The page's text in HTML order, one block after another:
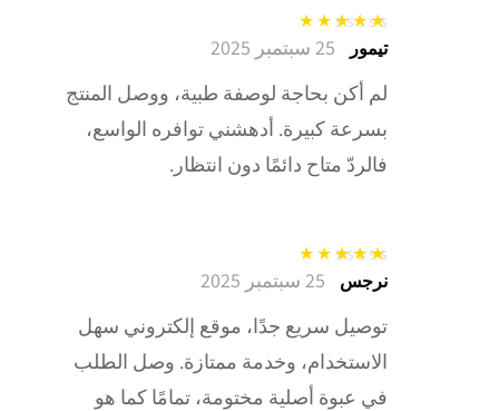
تم التقييم5من تيمور
25 سبتمبر 2025
لم أكن بحاجة لوصفة طبية، ووصل المنتج
بسرعة كبيرة. أدهشني توافره الواسع،
فالردّ متاح دائمًا دون انتظار.
تم التقييم من نرجس 25 سبتمبر 2025
توصيل سريع جدًا، موقع إلكتروني سهل
الاستخدام، وخدمة ممتازة. وصل الطلب
في عبوة أصلية مختومة، تمامًا كما هو